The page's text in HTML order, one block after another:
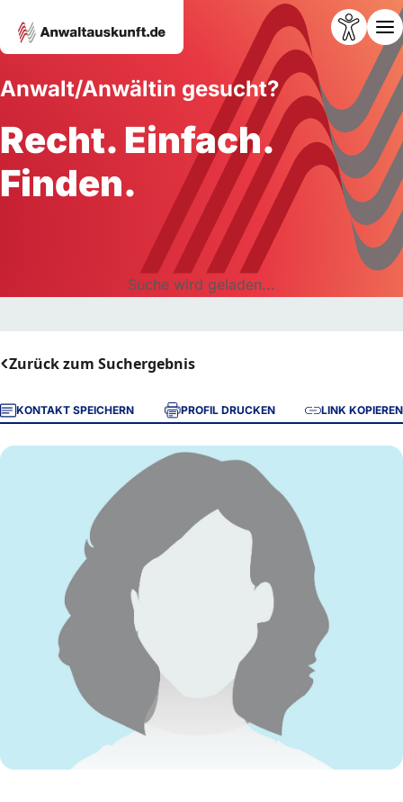
Anwalt/Anwältin gesucht?
Recht. Einfach.
Finden.
Suche wird geladen...
Zurück zum Suchergebnis
KONTAKT SPEICHERN PROFIL DRUCKEN LINK KOPIEREN